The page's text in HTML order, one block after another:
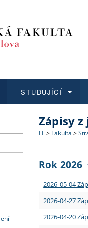
Struktura
Strategie
Podpora
Co
Učitelské
STUDUJÍCÍ
Rigorózní
O vědě a
Granty a
Aktuální
Zápisy
FF > Fakulta >
Rok 2026
2026-05-04
2026-04-27
2026-04-20